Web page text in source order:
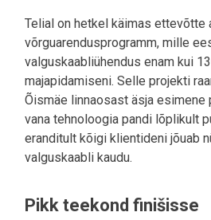
Telial on hetkel käimas ettevõtte
võrguarendusprogramm, mille
valguskaabliühendus enam kui
majapidamiseni. Selle projekti
Õismäe linnaosast äsja esimene
vana tehnoloogia pandi lõplikult
eranditult kõigi klientideni jõuab
valguskaabli kaudu.
Pikk teekond finišisse